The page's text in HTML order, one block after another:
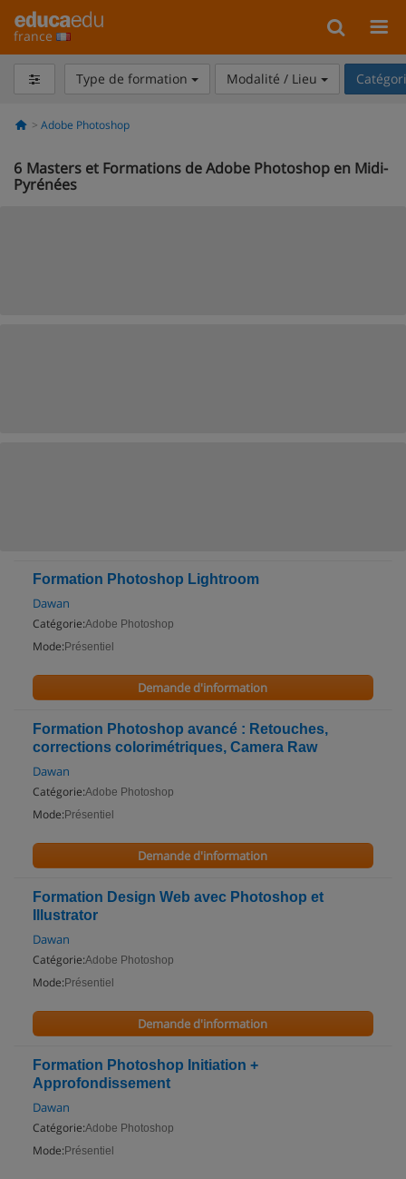
france
Type de formation Modalité / Lieu
Adobe Photoshop
6 Masters et Formations de Adobe Photoshop en Midi-
Pyrénées
Formation Photoshop Lightroom
Dawan
Catégorie:Adobe Photoshop
Mode: Présentiel
Demande d'information
Formation Photoshop avancé : Retouches,
corrections colorimétriques, Camera Raw
Dawan
Catégorie:Adobe Photoshop
Mode: Présentiel
Demande d'information
Formation Design Web avec Photoshop et
Illustrator
Dawan
Catégorie:Adobe Photoshop
Mode: Présentiel
Demande d'information
Formation Photoshop Initiation +
Approfondissement
Dawan
Catégorie:Adobe Photoshop
Mode: Présentiel